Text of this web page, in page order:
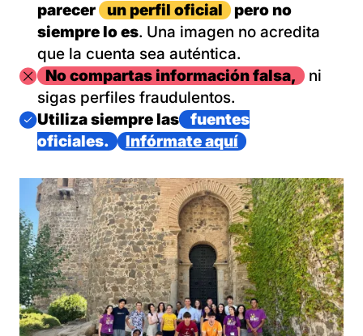
parecer
un perfil oficial
pero no
siempre lo es. Una imagen no acredita
que la cuenta sea auténtica.
ImagenNo compartas información falsa,
ni
sigas perfiles fraudulentos.
Imagen
Utiliza siempre las
fuentes
oficiales.
Infórmate aquí